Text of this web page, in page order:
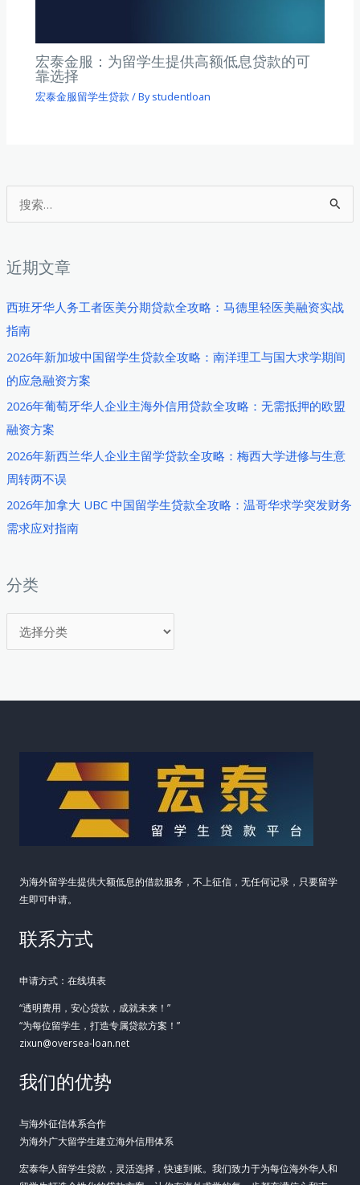
索
近期文章
西班牙华人务工者医美分期贷款全攻略：马德里轻医美融资实战
指南
2026年新加坡中国留学生贷款全攻略：南洋理工与国大求学期间
的应急融资方案
2026年葡萄牙华人企业主海外信用贷款全攻略：无需抵押的欧盟
融资方案
2026年新西兰华人企业主留学贷款全攻略：梅西大学进修与生意
周转两不误
2026年加拿大 UBC 中国留学生贷款全攻略：温哥华求学突发财务
需求应对指南
分类
类
宏泰金服：为留学生提供高额低息贷款的可
靠选择
宏泰金服留学生贷款 / Bystudentloan
为海外留学生提供大额低息的借款服务，不上征信，无任何记录，只要留学
生即可申请。
联系方式
申请方式：在线填表
“透明费用，安心贷款，成就未来！”
“为每位留学生，打造专属贷款方案！”
zixun@oversea-loan.net
我们的优势
与海外征信体系合作
为海外广大留学生建立海外信用体系
宏泰华人留学生贷款，灵活选择，快速到账。我们致力于为每位海外华人和